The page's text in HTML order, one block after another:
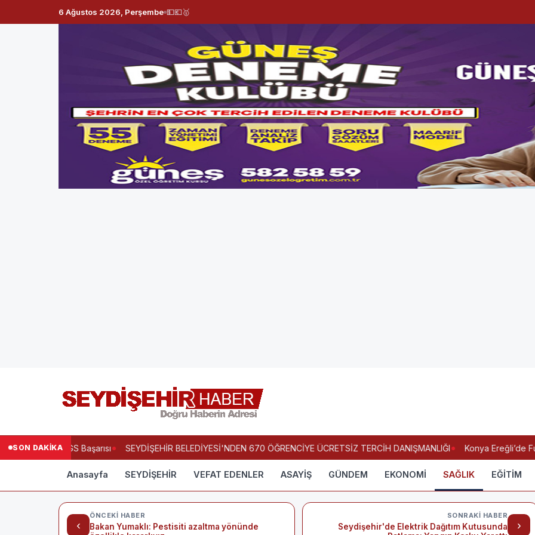
6 Ağustos 2026, Perşembe 💵💶🥇
SON DAKİKA
Büyük LGS Başarısı SEYDİŞEHİR BELEDİYESİ'NDEN 670 ÖĞRENCİYE ÜCRETSİZ TERCİH DANIŞMANLIĞI Konya Ereğli’de
Anasayfa SEYDİŞEHİR VEFAT EDENLER ASAYİŞ GÜNDEM EKONOMİ SAĞLIK EĞİTİM
‹
ÖNCEKI HABER
Bakan Yumaklı: Pestisiti azaltma yönünde
›
SONRAKI HABER
Seydişehir'de Elektrik Dağıtım Kutusunda